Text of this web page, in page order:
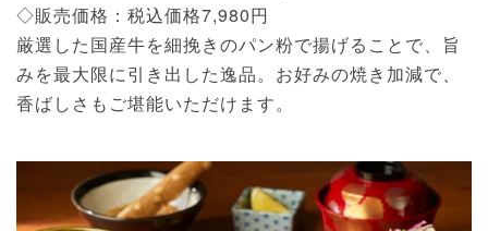
◇販売価格：税込価格7,980円
厳選した国産牛を細挽きのパン粉で揚げることで、旨
みを最大限に引き出した逸品。お好みの焼き加減で、
香ばしさもご堪能いただけます。